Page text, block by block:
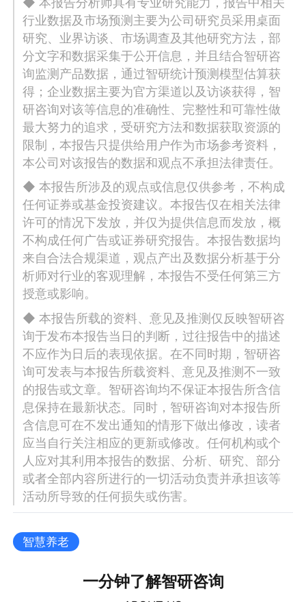
行业数据及市场预测主要为公司研究员采用桌面
研究、业界访谈、市场调查及其他研究方法，部
分文字和数据采集于公开信息，并且结合智研咨
询监测产品数据，通过智研统计预测模型估算获
得；企业数据主要为官方渠道以及访谈获得，智
研咨询对该等信息的准确性、完整性和可靠性做
最大努力的追求，受研究方法和数据获取资源的
限制，本报告只提供给用户作为市场参考资料，
本公司对该报告的数据和观点不承担法律责任。
◆ 本报告所涉及的观点或信息仅供参考，不构成
任何证券或基金投资建议。本报告仅在相关法律
许可的情况下发放，并仅为提供信息而发放，概
不构成任何广告或证券研究报告。本报告数据均
来自合法合规渠道，观点产出及数据分析基于分
析师对行业的客观理解，本报告不受任何第三方
授意或影响。
◆ 本报告所载的资料、意见及推测仅反映智研咨
询于发布本报告当日的判断，过往报告中的描述
不应作为日后的表现依据。在不同时期，智研咨
询可发表与本报告所载资料、意见及推测不一致
的报告或文章。智研咨询均不保证本报告所含信
息保持在最新状态。同时，智研咨询对本报告所
含信息可在不发出通知的情形下做出修改，读者
应当自行关注相应的更新或修改。任何机构或个
人应对其利用本报告的数据、分析、研究、部分
或者全部内容所进行的一切活动负责并承担该等
活动所导致的任何损失或伤害。
智慧养老
一分钟了解智研咨询